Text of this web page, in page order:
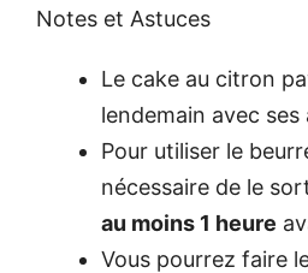
Notes et Astuces
Le cake au citron
lendemain avec
Pour utiliser le
nécessaire de le
au moins 1 heure
Vous pourrez faire